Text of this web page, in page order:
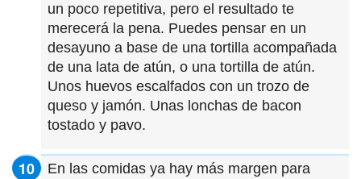
un poco repetitiva, pero el resultado te
merecerá la pena. Puedes pensar en un
desayuno a base de una tortilla acompañada
de una lata de atún, o una tortilla de atún.
Unos huevos escalfados con un trozo de
queso y jamón. Unas lonchas de bacon
tostado y pavo.
En las comidas ya hay más margen para